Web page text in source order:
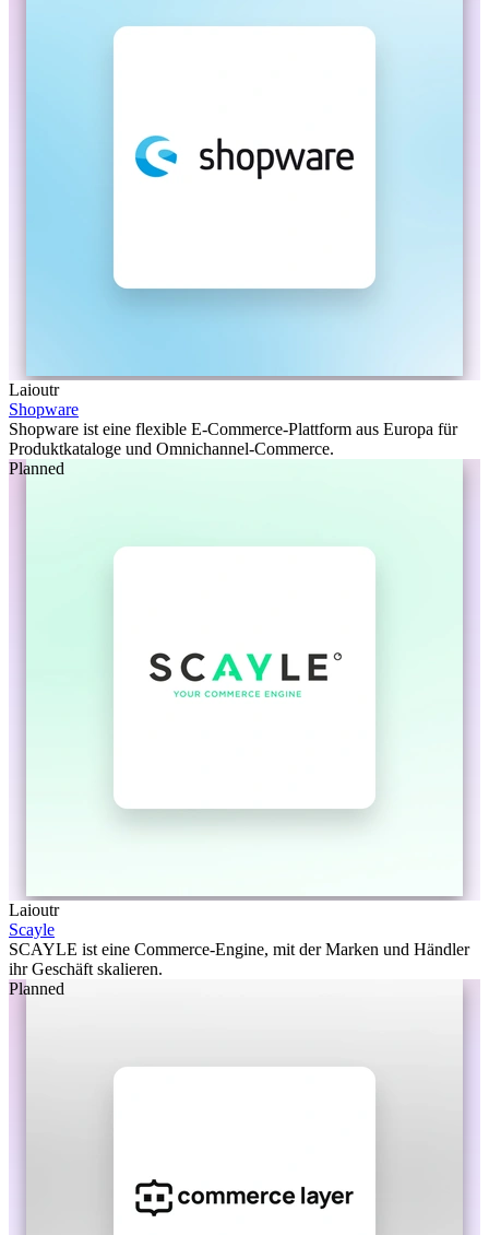
Laioutr
Shopware
Shopware ist eine flexible E-Commerce-Plattform aus Europa für
Produktkataloge und Omnichannel-Commerce.
Planned
Laioutr
Scayle
SCAYLE ist eine Commerce-Engine, mit der Marken und Händler
ihr Geschäft skalieren.
Planned